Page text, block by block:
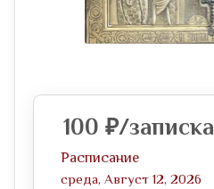
100 ₽/записка
Расписание
среда, Август 12, 2026